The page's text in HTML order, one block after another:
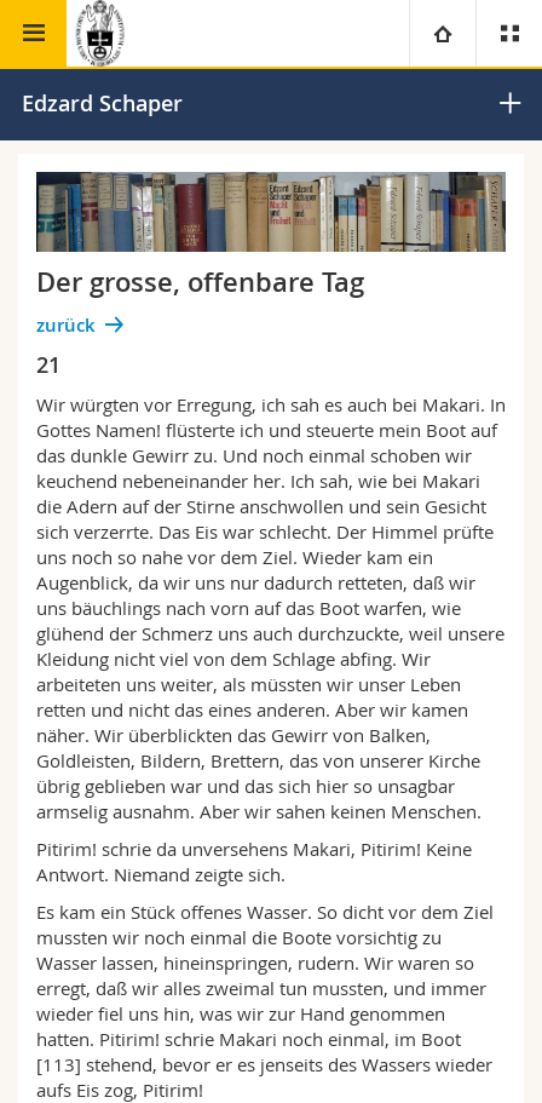
Universität
Campus
Forschung
Universität
Weiterbildung
Fakultäten
Theologische Fak.
Rechtswissenschaftliche Fak.
Philosophische Fak.
Fak. für Erziehungs- und Bildungswissenschaften
Math.-Nat. und Med. Fak.
Interfakultär
Informationen für
Studieninteressierte
Studierende
Medien
Forschende
Mitarbeitende
Doktorierende
Ressourcen
Ortsplan
Bibliotheken
Webmail
Vorlesungsverzeichnis
MyUnifr
Theologische Fakultät Institut für Ökumenische Studien
Edzard Schaper
Der grosse, offenbare Tag
zurück
21
Wir würgten vor Erregung, ich sah es auch bei Makari. In
Gottes Namen! flüsterte ich und steuerte mein Boot auf
das dunkle Gewirr zu. Und noch einmal schoben wir
keuchend nebeneinander her. Ich sah, wie bei Makari
die Adern auf der Stirne anschwollen und sein Gesicht
sich verzerrte. Das Eis war schlecht. Der Himmel prüfte
uns noch so nahe vor dem Ziel. Wieder kam ein
Augenblick, da wir uns nur dadurch retteten, daß wir
uns bäuchlings nach vorn auf das Boot warfen, wie
glühend der Schmerz uns auch durchzuckte, weil unsere
Kleidung nicht viel von dem Schlage abfing. Wir
arbeiteten uns weiter, als müssten wir unser Leben
retten und nicht das eines anderen. Aber wir kamen
näher. Wir überblickten das Gewirr von Balken,
Goldleisten, Bildern, Brettern, das von unserer Kirche
übrig geblieben war und das sich hier so unsagbar
armselig ausnahm. Aber wir sahen keinen Menschen.
Pitirim! schrie da unversehens Makari, Pitirim! Keine
Antwort. Niemand zeigte sich.
Es kam ein Stück offenes Wasser. So dicht vor dem Ziel
mussten wir noch einmal die Boote vorsichtig zu
Wasser lassen, hineinspringen, rudern. Wir waren so
erregt, daß wir alles zweimal tun mussten, und immer
wieder fiel uns hin, was wir zur Hand genommen
hatten. Pitirim! schrie Makari noch einmal, im Boot
[113] stehend, bevor er es jenseits des Wassers wieder
aufs Eis zog, Pitirim!